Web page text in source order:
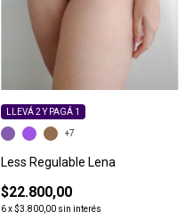
Less Regulable Lena
$22.800,00
6x$3.800,00 sin interés
LLEVÁ 2 Y PAGÁ 1
+7